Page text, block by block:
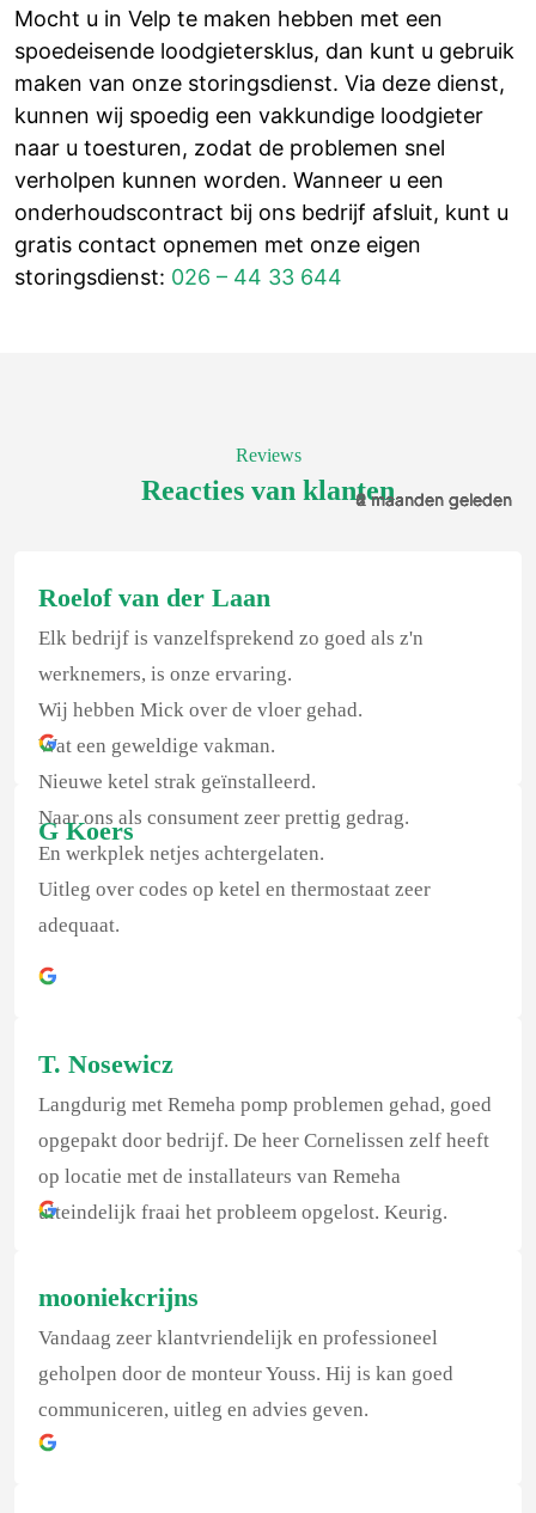
Mocht u in Velp te maken hebben met een
spoedeisende loodgietersklus, dan kunt u gebruik
maken van onze storingsdienst. Via deze dienst,
kunnen wij spoedig een vakkundige loodgieter
naar u toesturen, zodat de problemen snel
verholpen kunnen worden. Wanneer u een
onderhoudscontract bij ons bedrijf afsluit, kunt u
gratis contact opnemen met onze eigen
storingsdienst: 026 – 44 33 644
Reviews
Reacties van klanten
Roelof van der Laan
2 maanden geleden
Elk bedrijf is vanzelfsprekend zo goed als z'n
werknemers, is onze ervaring.
Wij hebben Mick over de vloer gehad.
Wat een geweldige vakman.
Nieuwe ketel strak geïnstalleerd.
Naar ons als consument zeer prettig gedrag.
En werkplek netjes achtergelaten.
Uitleg over codes op ketel en thermostaat zeer
adequaat.
G Koers
2 maanden geleden
T. Nosewicz
2 maanden geleden
Langdurig met Remeha pomp problemen gehad, goed
opgepakt door bedrijf. De heer Cornelissen zelf heeft
op locatie met de installateurs van Remeha
uiteindelijk fraai het probleem opgelost. Keurig.
mooniekcrijns
4 maanden geleden
Vandaag zeer klantvriendelijk en professioneel
geholpen door de monteur Youss. Hij is kan goed
communiceren, uitleg en advies geven.
6 maanden geleden
8 maanden geleden